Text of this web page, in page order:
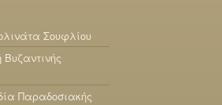
Σουφλίου
Παραδοσιακής